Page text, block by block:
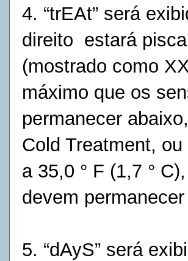
4. “trEAt” será
direito estará
(mostrado como
máximo que os
permanecer
Cold Treatment,
a 35,0 ° F (1,7 °
devem
5. “dAyS” será